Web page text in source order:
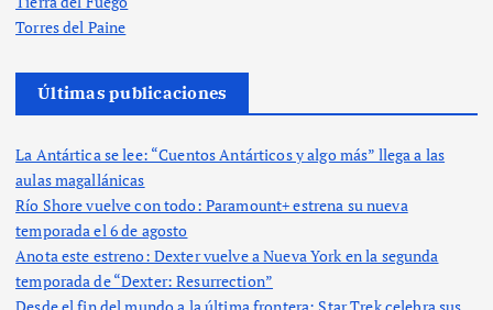
Torres del Paine
Últimas publicaciones
La Antártica se lee: “Cuentos Antárticos y algo más” llega a las
aulas magallánicas
Río Shore vuelve con todo: Paramount+ estrena su nueva
temporada el 6 de agosto
Anota este estreno: Dexter vuelve a Nueva York en la segunda
temporada de “Dexter: Resurrection”